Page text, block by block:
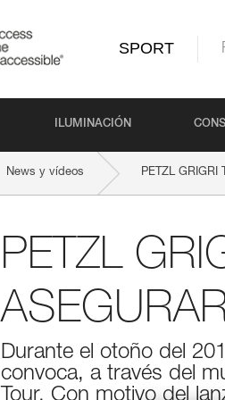
SPORT
ILUMINACIÓN
News y vídeos PETZL GRIGRI
PETZL
Durante el otoño del
convoca, a través del